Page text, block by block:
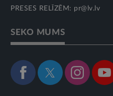
PRESES RELĪZĒM: pr@lv.lv
SEKO MUMS